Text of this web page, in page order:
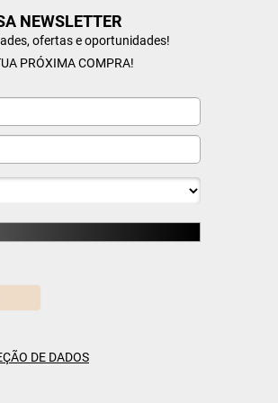
NEWSLETTER
ofertas e oportunidades!
PRÓXIMA COMPRA!
DE DADOS